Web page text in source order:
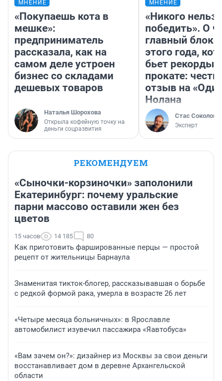
МНЕНИЕ
«Покупаешь кота в
мешке»:
предприниматель
рассказала, как на
самом деле устроен
бизнес со складами
дешевых товаров
Наталья Шорохова
Открыла кофейную точку на
деньги соцразвития
МНЕНИЕ
«Никого нельзя
победить». О
главный
этого года,
бьет рекорды в
прокате:
отзыв на
Нолана
Стас Соколов
Эксперт
РЕКОМЕНДУЕМ
«Сыночки-корзиночки» заполонили
Екатеринбург: почему уральские
парни массово оставили жен без
цветов
15 часов 14 185 80
Как приготовить фаршированные перцы — простой
рецепт от жительницы Барнаула
Знаменитая тикток-блогер, рассказывавшая о борьбе
с редкой формой рака, умерла в возрасте 26 лет
«Четыре месяца больничных»: в Ярославле
автомобилист изувечил пассажира «Яавтобуса»
«Вам зачем он?»: дизайнер из Москвы за свои деньги
восстанавливает дом в деревне Архангельской
области